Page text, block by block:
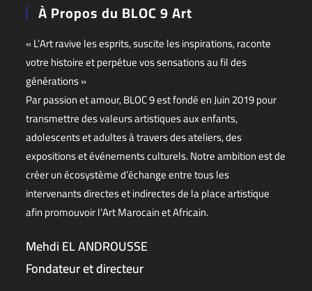
À Propos du BLOC 9 Art
« L’Art ravive les esprits, suscite les inspirations, raconte
votre histoire et perpétue vos sensations au fil des
générations »
Par passion et amour, BLOC 9 est fondé en Juin 2019 pour
transmettre des valeurs artistiques aux enfants,
adolescents et adultes à travers des ateliers, des
expositions et événements culturels. Notre ambition est de
créer un écosystème d’échange entre tous les
intervenants directes et indirectes de la place artistique
afin promouvoir l’Art Marocain et Africain.
Mehdi EL ANDROUSSE
Fondateur et directeur